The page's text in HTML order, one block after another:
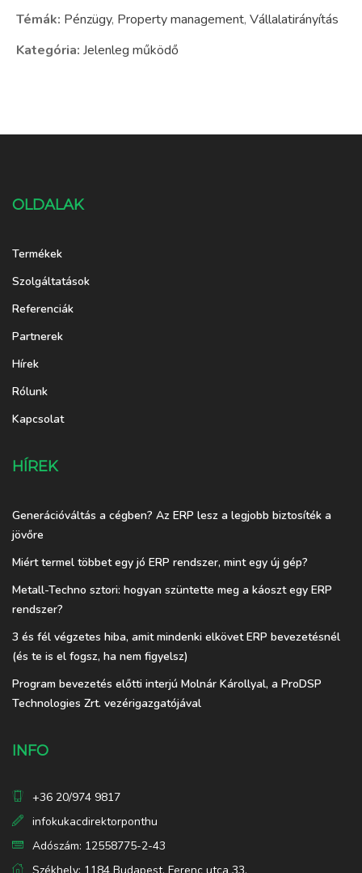
Témák: Pénzügy, Property management, Vállalatirányítás
Kategória: Jelenleg működő
OLDALAK
Termékek
Szolgáltatások
Referenciák
Partnerek
Hírek
Rólunk
Kapcsolat
HÍREK
Generációváltás a cégben? Az ERP lesz a legjobb biztosíték a
jövőre
Miért termel többet egy jó ERP rendszer, mint egy új gép?
Metall-Techno sztori: hogyan szüntette meg a káoszt egy ERP
rendszer?
3 és fél végzetes hiba, amit mindenki elkövet ERP bevezetésnél
(és te is el fogsz, ha nem figyelsz)
Program bevezetés előtti interjú Molnár Károllyal, a ProDSP
Technologies Zrt. vezérigazgatójával
INFO
+36 20/974 9817
infokukacdirektorponthu
Adószám: 12558775-2-43